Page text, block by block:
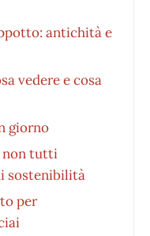
antichità e
vedere e cosa
giorno
non tutti
sostenibilità
per